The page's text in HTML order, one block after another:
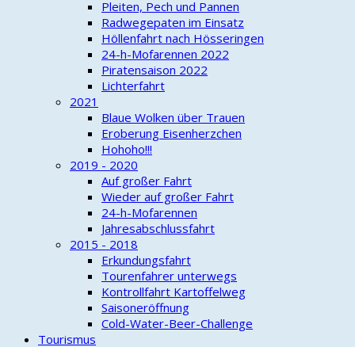
Pleiten, Pech und Pannen
Radwegepaten im Einsatz
Höllenfahrt nach Hösseringen
24-h-Mofarennen 2022
Piratensaison 2022
Lichterfahrt
2021
Blaue Wolken über Trauen
Eroberung Eisenherzchen
Hohoho!!!
2019 - 2020
Auf großer Fahrt
Wieder auf großer Fahrt
24-h-Mofarennen
Jahresabschlussfahrt
2015 - 2018
Erkundungsfahrt
Tourenfahrer unterwegs
Kontrollfahrt Kartoffelweg
Saisoneröffnung
Cold-Water-Beer-Challenge
Tourismus